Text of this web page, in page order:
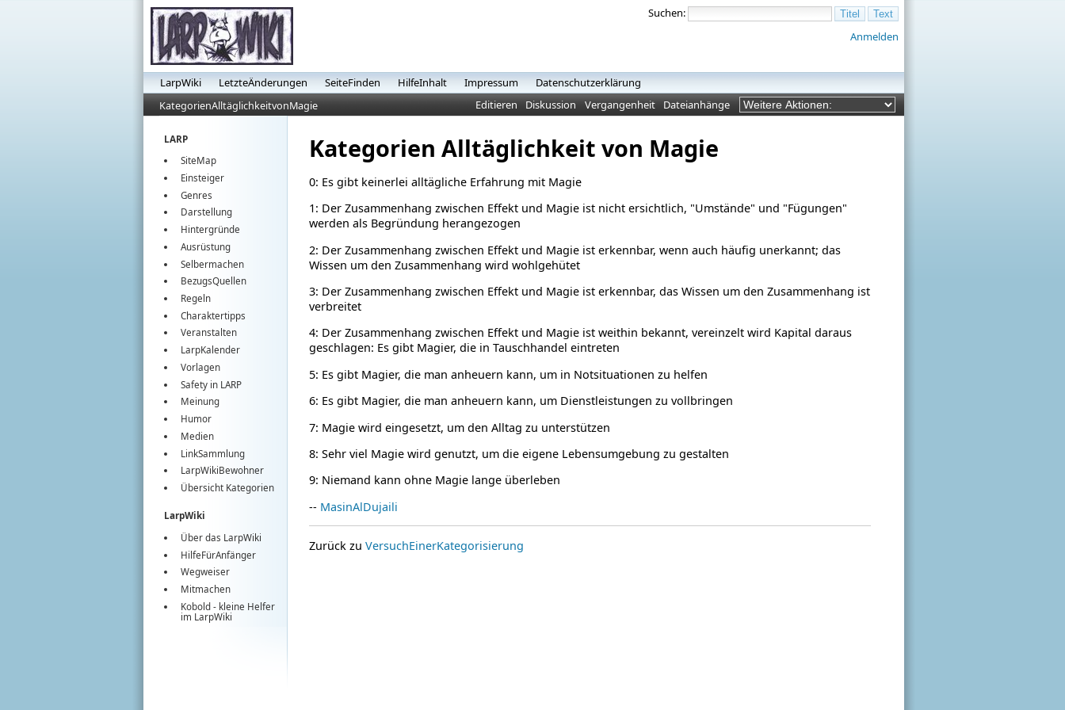
Suchen:
Anmelden
LarpWiki LetzteÄnderungen SeiteFinden HilfeInhalt Impressum
Datenschutzerklärung
Editieren
Diskussion Vergangenheit Dateianhänge
KategorienAlltäglichkeitvonMagie
LARP
SiteMap
Einsteiger
Genres
Darstellung
Hintergründe
Ausrüstung
Selbermachen
BezugsQuellen
Regeln
Charaktertipps
Veranstalten
LarpKalender
Vorlagen
Safety in LARP
Meinung
Humor
Medien
LinkSammlung
LarpWikiBewohner
Übersicht Kategorien
LarpWiki
Über das LarpWiki
HilfeFürAnfänger
Wegweiser
Mitmachen
Kobold - kleine Helfer
im LarpWiki
Kategorien Alltäglichkeit von Magie
0: Es gibt keinerlei alltägliche Erfahrung mit Magie
1: Der Zusammenhang zwischen Effekt und Magie ist nicht ersichtlich, "Umstände" und "Fügungen"
werden als Begründung herangezogen
2: Der Zusammenhang zwischen Effekt und Magie ist erkennbar, wenn auch häufig unerkannt; das
Wissen um den Zusammenhang wird wohlgehütet
3: Der Zusammenhang zwischen Effekt und Magie ist erkennbar, das Wissen um den Zusammenhang ist
verbreitet
4: Der Zusammenhang zwischen Effekt und Magie ist weithin bekannt, vereinzelt wird Kapital daraus
geschlagen: Es gibt Magier, die in Tauschhandel eintreten
5: Es gibt Magier, die man anheuern kann, um in Notsituationen zu helfen
6: Es gibt Magier, die man anheuern kann, um Dienstleistungen zu vollbringen
7: Magie wird eingesetzt, um den Alltag zu unterstützen
8: Sehr viel Magie wird genutzt, um die eigene Lebensumgebung zu gestalten
9: Niemand kann ohne Magie lange überleben
-- MasinAlDujaili
Zurück zu VersuchEinerKategorisierung